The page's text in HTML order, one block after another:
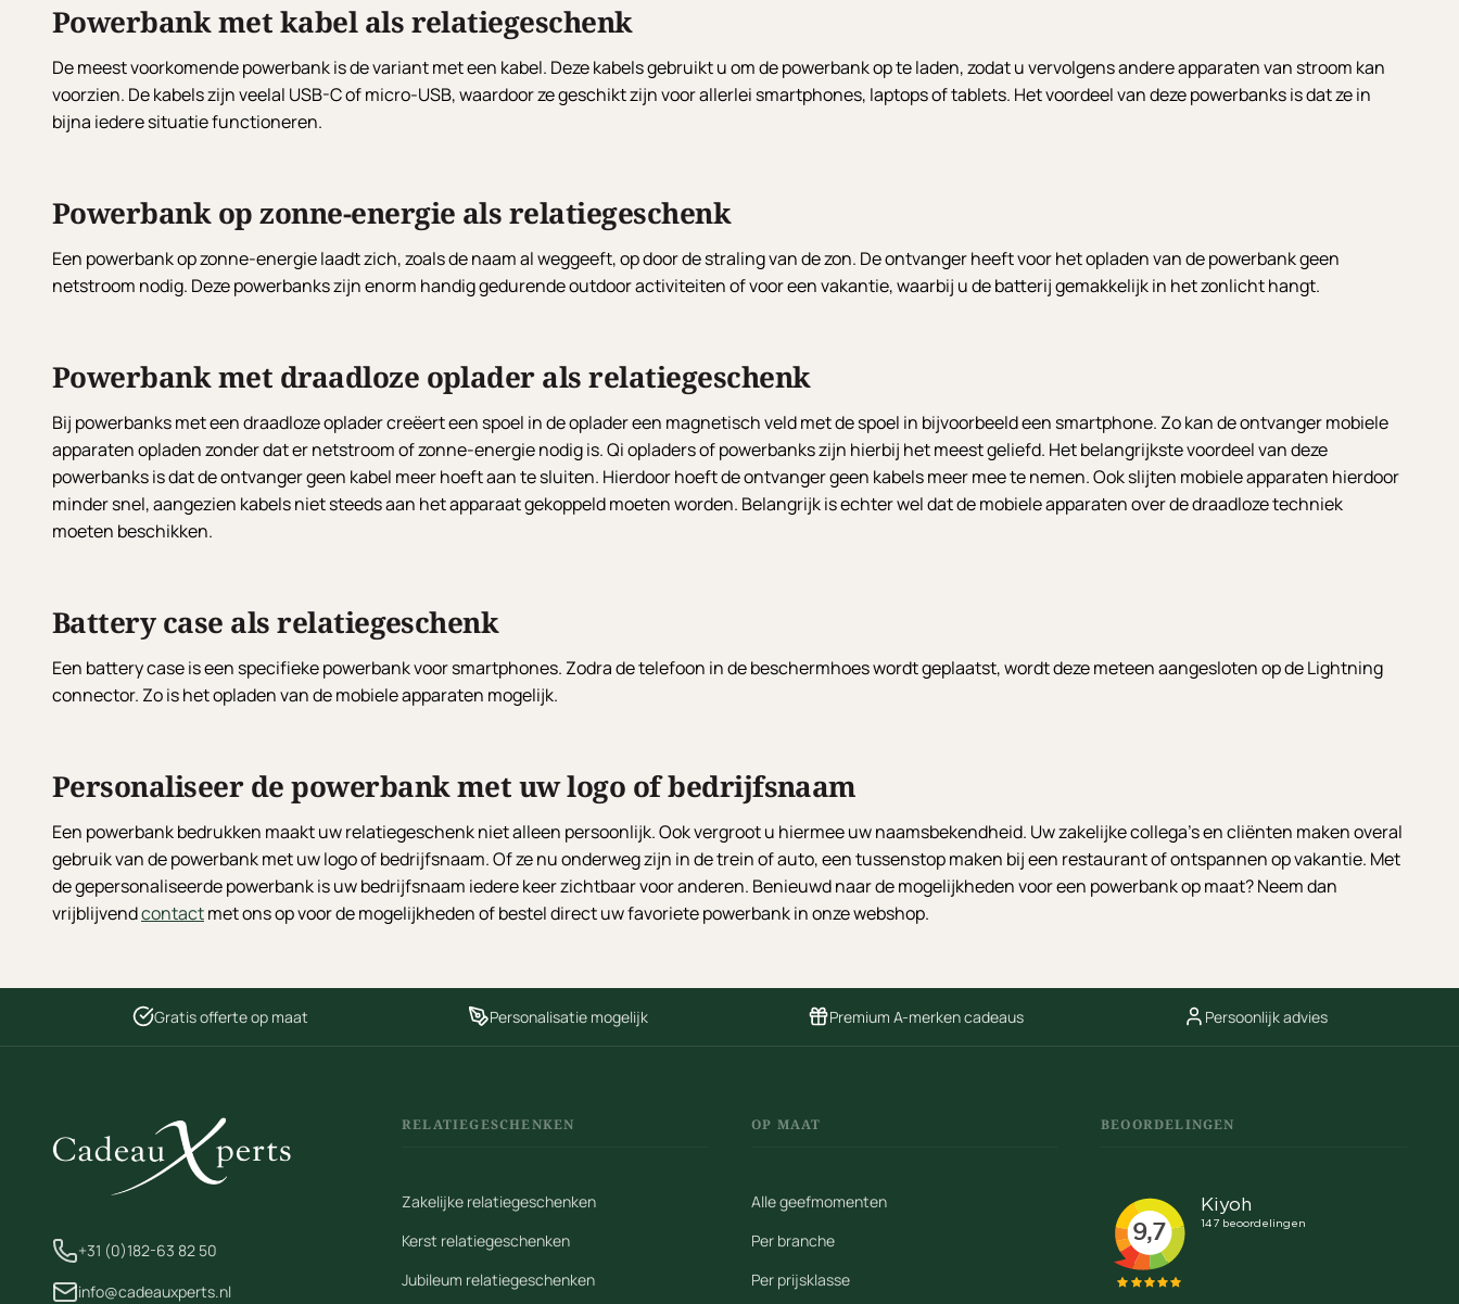
Powerbank met kabel als relatiegeschenk
De meest voorkomende powerbank is de variant met een kabel. Deze kabels gebruikt u om de powerbank op te laden, zodat u vervolgens andere apparaten van stroom kan
voorzien. De kabels zijn veelal USB-C of micro-USB, waardoor ze geschikt zijn voor allerlei smartphones, laptops of tablets. Het voordeel van deze powerbanks is dat ze in
bijna iedere situatie functioneren.
Powerbank op zonne-energie als relatiegeschenk
Een powerbank op zonne-energie laadt zich, zoals de naam al weggeeft, op door de straling van de zon. De ontvanger heeft voor het opladen van de powerbank geen
netstroom nodig. Deze powerbanks zijn enorm handig gedurende outdoor activiteiten of voor een vakantie, waarbij u de batterij gemakkelijk in het zonlicht hangt.
Powerbank met draadloze oplader als relatiegeschenk
Bij powerbanks met een draadloze oplader creëert een spoel in de oplader een magnetisch veld met de spoel in bijvoorbeeld een smartphone. Zo kan de ontvanger mobiele
apparaten opladen zonder dat er netstroom of zonne-energie nodig is. Qi opladers of powerbanks zijn hierbij het meest geliefd. Het belangrijkste voordeel van deze
powerbanks is dat de ontvanger geen kabel meer hoeft aan te sluiten. Hierdoor hoeft de ontvanger geen kabels meer mee te nemen. Ook slijten mobiele apparaten hierdoor
minder snel, aangezien kabels niet steeds aan het apparaat gekoppeld moeten worden. Belangrijk is echter wel dat de mobiele apparaten over de draadloze techniek
moeten beschikken.
Battery case als relatiegeschenk
Een battery case is een specifieke powerbank voor smartphones. Zodra de telefoon in de beschermhoes wordt geplaatst, wordt deze meteen aangesloten op de Lightning
connector. Zo is het opladen van de mobiele apparaten mogelijk.
Personaliseer de powerbank met uw logo of bedrijfsnaam
Een powerbank bedrukken maakt uw relatiegeschenk niet alleen persoonlijk. Ook vergroot u hiermee uw naamsbekendheid. Uw zakelijke collega’s en cliënten maken overal
gebruik van de powerbank met uw logo of bedrijfsnaam. Of ze nu onderweg zijn in de trein of auto, een tussenstop maken bij een restaurant of ontspannen op vakantie. Met
de gepersonaliseerde powerbank is uw bedrijfsnaam iedere keer zichtbaar voor anderen. Benieuwd naar de mogelijkheden voor een powerbank op maat? Neem dan
vrijblijvendcontactmet ons op voor de mogelijkheden of bestel direct uw favoriete powerbank in onze webshop.
Gratis offerte op maat Personalisatie mogelijk Premium A-merken cadeaus Persoonlijk advies
+31 (0)182-63 82 50
info@cadeauxperts.nl
RELATIEGESCHENKEN
Zakelijke relatiegeschenken
Kerst relatiegeschenken
Jubileum relatiegeschenken
OP MAAT
Alle geefmomenten
Per branche
Per prijsklasse
BEOORDELINGEN